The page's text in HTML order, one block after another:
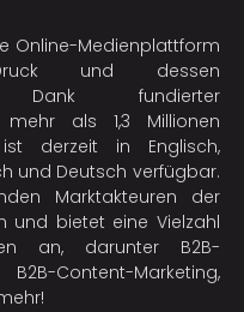
Online-Medienplattform
und dessen
Dank fundierter
als 1,3 Millionen
derzeit in Englisch,
und Deutsch verfügbar.
Marktakteuren der
und bietet eine Vielzahl
an, darunter B2B-
Marketing,